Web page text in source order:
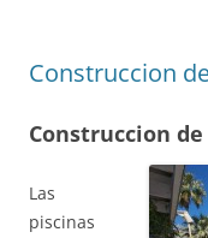
Construccion
Construccion
Las
piscinas